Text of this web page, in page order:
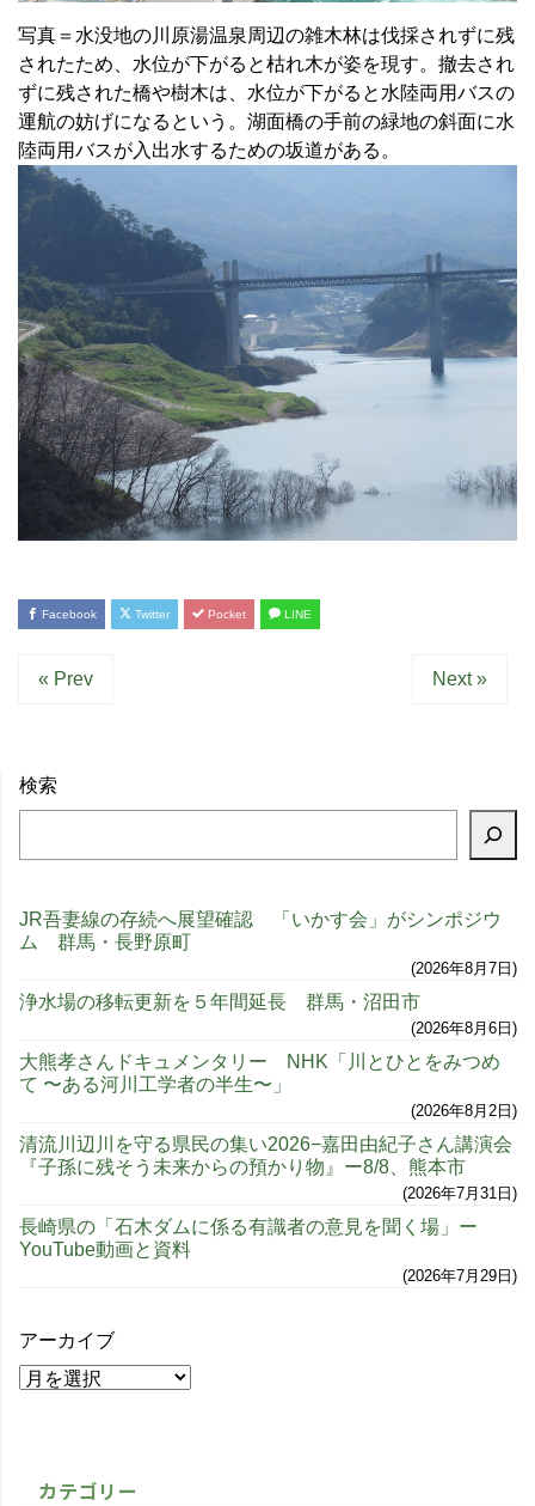
写真＝水没地の川原湯温泉周辺の雑木林は伐採されずに残
されたため、水位が下がると枯れ木が姿を現す。撤去され
ずに残された橋や樹木は、水位が下がると水陸両用バスの
運航の妨げになるという。湖面橋の手前の緑地の斜面に水
陸両用バスが入出水するための坂道がある。
Facebook Twitter Pocket LINE
« Prev Next »
検索
JR吾妻線の存続へ展望確認 「いかす会」がシンポジウ
ム 群馬・長野原町
2026年8月7日
浄水場の移転更新を５年間延長 群馬・沼田市
2026年8月6日
大熊孝さんドキュメンタリー NHK「川とひとをみつめ
て 〜ある河川工学者の半生〜」
2026年8月2日
清流川辺川を守る県民の集い2026−嘉田由紀子さん講演会
『子孫に残そう未来からの預かり物』ー8/8、熊本市
2026年7月31日
長崎県の「石木ダムに係る有識者の意見を聞く場」ー
YouTube動画と資料
2026年7月29日
アーカイブ
カテゴリー